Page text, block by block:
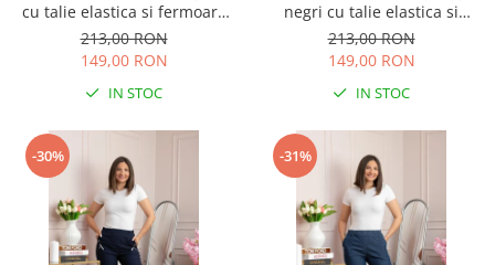
cu talie elastica si fermoare
decorative
213,00 RON
149,00 RON
IN STOC
negri cu talie elastica si
fermoare decorative
213,00 RON
149,00 RON
IN STOC
-30% -31%